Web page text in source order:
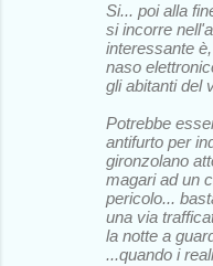
Si... poi alla
si incorre
interessante
naso
gli abitanti del
Potrebbe
antifurto per
gironzolano
magari ad un
pericolo...
una via
la notte a
...quando i